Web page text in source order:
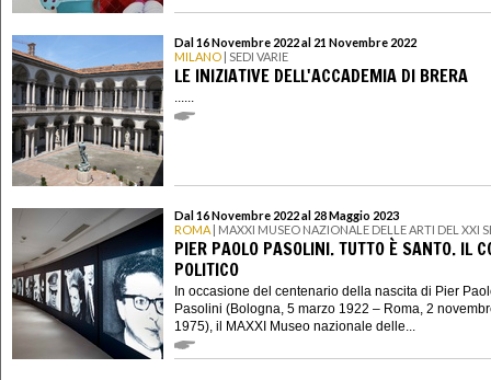
Dal 16 Novembre 2022 al 21 Novembre 2022
MILANO | SEDI VARIE
LE INIZIATIVE DELL'ACCADEMIA DI BRERA
Dal 16 Novembre 2022 al 28 Maggio 2023
ROMA | MAXXI MUSEO NAZIONALE DELLE ARTI DEL XXI
PIER PAOLO PASOLINI. TUTTO È SANTO. IL
POLITICO
In occasione del centenario della nascita di Pier
Pasolini (Bologna, 5 marzo 1922 – Roma, 2
1975), il MAXXI Museo nazionale delle...